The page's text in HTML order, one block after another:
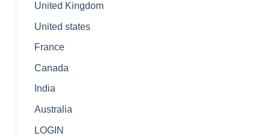
United Kingdom
United states
France
Canada
India
Australia
LOGIN